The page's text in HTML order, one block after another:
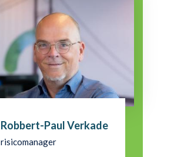
Robbert-Paul Verkade
risicomanager